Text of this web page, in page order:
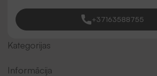
+37163588755
Kategorijas
Informācija